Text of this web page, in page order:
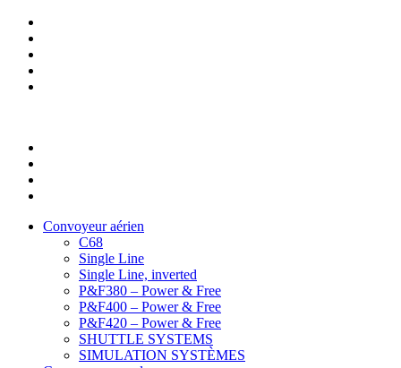
Convoyeur aérien
C68
Single Line
Single Line, inverted
P&F380 – Power & Free
P&F400 – Power & Free
P&F420 – Power & Free
SHUTTLE SYSTEMS
SIMULATION SYSTÈMES